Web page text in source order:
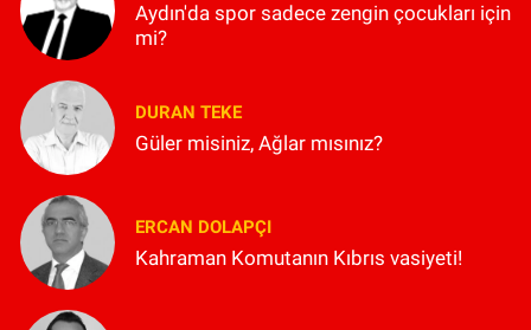
Aydın'da spor sadece zengin çocukları için
mi?
DURAN TEKE
Güler misiniz, Ağlar mısınız?
ERCAN DOLAPÇI
Kahraman Komutanın Kıbrıs vasiyeti!